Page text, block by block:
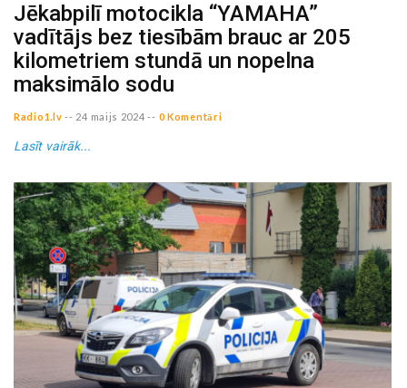
Jēkabpilī motocikla “YAMAHA”
vadītājs bez tiesībām brauc ar 205
kilometriem stundā un nopelna
maksimālo sodu
Radio1.lv -- 24 maijs 2024 -- 0 Komentāri
Lasīt vairāk...